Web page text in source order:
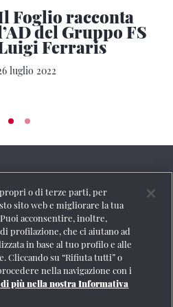
Foglio racconta
del Gruppo FS
Ferraris
luglio 2022
FS Italiane
o di terze parti, per
sito web e migliorare la tua
acconsentire, inoltre,
profilazione, che ci aiutano ad
in base al tuo profilo e alle
Cliccando su “Rifiuta tutti” o
nella navigazione con i
più nella nostra Informativa